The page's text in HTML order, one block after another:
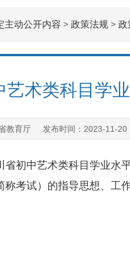
主动公开内容 > 政策法规 > 政
艺术类科目学
教育厅发布时间： 2023-11-20
中艺术类科目学业水
考试）的指导思想、工